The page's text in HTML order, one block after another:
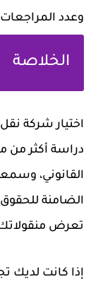
وعدد
الخلاصة
اختيار شركة
دراسة أكثر من
القانوني،
الضامنة
تعرض منقولاتك
إذا كانت لديك